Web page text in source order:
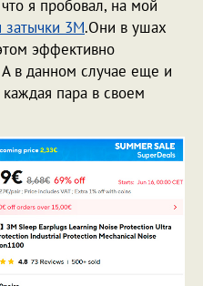
я пробовал, на мой
затычки 3M.Они в ушах
эффективно
в данном случае еще и
пара в своем